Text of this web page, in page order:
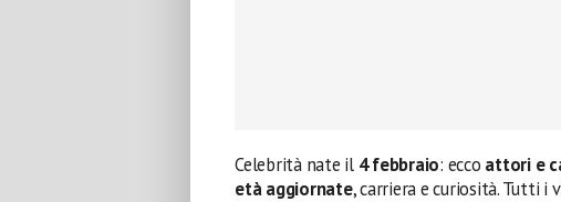
Celebrità nate il 4 febbraio: ecco attori e
età aggiornate, carriera e curiosità. Tutti i